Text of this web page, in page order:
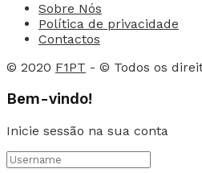
Sobre Nós
Política de privacidade
Contactos
© 2020 F1PT - © Todos os
Bem-vindo!
Inicie sessão na sua conta